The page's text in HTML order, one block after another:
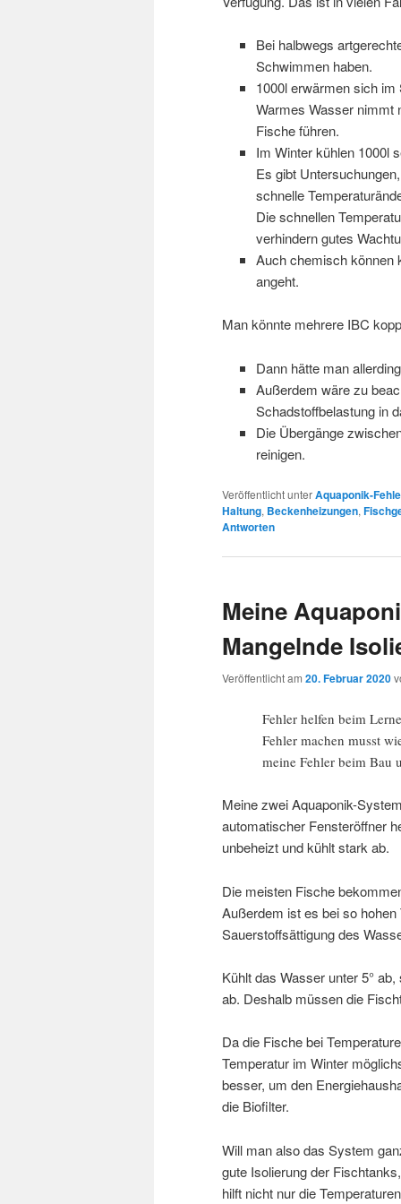
Bei halbwegs
Schwimmen haben.
1000l erwärmen sich
Warmes Wasser nimmt
Fische führen.
Im Winter kühlen 1000l
Es gibt
schnelle
Die schnellen
verhindern gutes
Auch chemisch können
angeht.
Man könnte mehrere IBC
Dann hätte man
Außerdem wäre zu
Schadstoffbelastung in
Die Übergänge
reinigen.
Veröffentlicht unterAquaponik-
Haltung, Beckenheizungen,
Antworten
Meine
Mangelnde
Veröffentlicht am 20. Februar 2020
Fehler helfen beim
Fehler machen musst
meine Fehler beim Bau
Meine zwei Aquaponik-
automatischer Fensteröffner
unbeheizt und kühlt stark ab.
Die meisten Fische
Außerdem ist es bei so
Sauerstoffsättigung des
Kühlt das Wasser unter 5°
ab. Deshalb müssen die
Da die Fische bei
Temperatur im Winter
besser, um den
die Biofilter.
Will man also das System
gute Isolierung der
hilft nicht nur die